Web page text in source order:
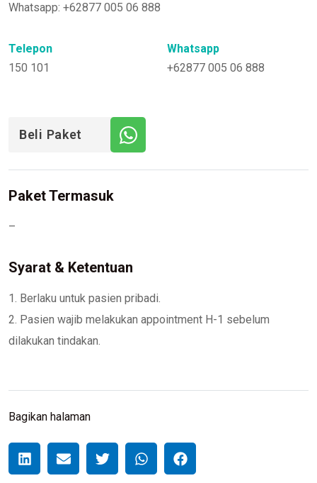
Whatsapp: +62877 005 06 888
Telepon
150 101
Whatsapp
+62877 005 06 888
Beli Paket
Paket Termasuk
–
Syarat & Ketentuan
1. Berlaku untuk pasien pribadi.
2. Pasien wajib melakukan appointment H-1 sebelum
dilakukan tindakan.
Bagikan halaman